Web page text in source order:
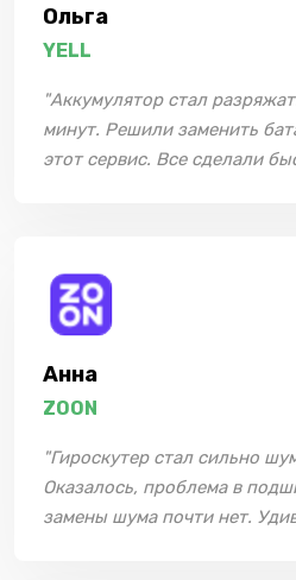
Ольга
YELL
"Аккумулятор стал
минут. Решили заменить
этот сервис. Все сделали
Анна
ZOON
"Гироскутер стал сильно
Оказалось, проблема в
замены шума почти нет.